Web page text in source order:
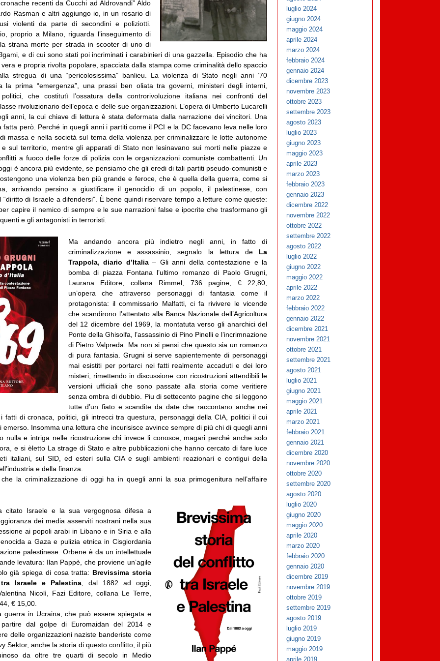
recenti da Cucchi ad Aldrovandi” Aldo
Rasman e altri aggiungo io, in un rosario di
violenti da parte di secondini e poliziotti.
proprio a Milano, riguarda l’inseguimento di
strana morte per strada in scooter di uno di
e di cui sono stati poi incriminati i carabinieri di una gazzella. Episodio che ha
e propria rivolta popolare, spacciata dalla stampa come criminalità dello spaccio
stregua di una “pericolosissima” banlieu. La violenza di Stato negli anni ’70
la prima “emergenza”, una prassi ben oliata tra governi, ministeri degli interni,
che costitutì l’ossatura della controrivoluzione italiana nei confronti del
rivoluzionario dell’epoca e delle sue organizzazioni. L’opera di Umberto Lucarelli
anni, la cui chiave di lettura è stata deformata dalla narrazione dei vincitori. Una
fatta però. Perché in quegli anni i partiti come il PCI e la DC facevano leva nelle loro
massa e nella società sul tema della violenza per criminalizzare le lotte autonome
e sul territorio, mentre gli apparati di Stato non lesinavano sui morti nelle piazze e
a fuoco delle forze di polizia con le organizzazioni comuniste combattenti. Un
è ancora più evidente, se pensiamo che gli eredi di tali partiti pseudo-comunisti e
una violenza ben più grande e feroce, che è quella della guerra, come si
arrivando persino a giustificare il genocidio di un popolo, il palestinese, con
“diritto di Israele a difendersi”. È bene quindi riservare tempo a letture come queste:
capire il nemico di sempre e le sue narrazioni false e ipocrite che trasformano gli
e gli antagonisti in terroristi.
Ma andando ancora più indietro negli anni, in fatto di
criminalizzazione e assassinio, segnalo la lettura de La
Trappola, diario d’Italia– Gli anni della contestazione e la
bomba di piazza Fontana l’ultimo romanzo di Paolo Grugni,
Laurana Editore, collana Rimmel, 736 pagine, € 22,80,
un’opera che attraverso personaggi di fantasia come il
protagonista: il commissario Malfatti, ci fa rivivere le vicende
che scandirono l’attentato alla Banca Nazionale dell’Agricoltura
del 12 dicembre del 1969, la montatuta verso gli anarchici del
Ponte della Ghisolfa, l’assassinio di Pino Pinelli e l’incrimnazione
di Pietro Valpreda. Ma non si pensi che questo sia un romanzo
di pura fantasia. Grugni si serve sapientemente di personaggi
mai esistiti per portarci nei fatti realmente accaduti e dei loro
misteri, rimettendo in discussione con ricostruzioni attendibili le
versioni ufficiali che sono passate alla storia come veritiere
senza ombra di dubbio. Piu di settecento pagine che si leggono
tutte d’un fiato e scandite da date che raccontano anche nei
fatti di cronaca, politici, gli intrecci tra questura, personaggi della CIA, politici il cui
emerso. Insomma una lettura che incurisisce avvince sempre di più chi di quegli anni
nulla e intriga nelle ricostruzione chi invece li conosce, magari perché anche solo
e si èletto La strage di Stato e altre pubblicazioni che hanno cercato di fare luce
italiani, sul SID, ed esteri sulla CIA e sugli ambienti reazionari e contigui della
e della finanza.
la criminalizzazione di oggi ha in quegli anni la sua primogenitura nell’affaire
citato Israele e la sua vergognosa difesa a
dei media asserviti nostrani nella sua
ai popoli arabi in Libano e in Siria e alla
a Gaza e pulizia etnica in Cisgiordania
palestinese. Orbene è da un intellettuale
levatura: Ilan Pappè, che proviene un’agile
già spiega di cosa tratta: Brevissima storia
Israele e Palestina , dal 1882 ad oggi,
Nicolì, Fazi Editore, collana Le Terre,
€ 15,00.
guerra in Ucraina, che può essere spiegata e
dal golpe di Euromaidan del 2014 e
delle organizzazioni naziste banderiste come
Sektor, anche la storia di questo conflitto, il più
da oltre tre quarti di secolo in Medio
luglio 2024
giugno 2024
maggio 2024
aprile 2024
marzo 2024
febbraio 2024
gennaio 2024
dicembre 2023
novembre 2023
ottobre 2023
settembre 2023
agosto 2023
luglio 2023
giugno 2023
maggio 2023
aprile 2023
marzo 2023
febbraio 2023
gennaio 2023
dicembre 2022
novembre 2022
ottobre 2022
settembre 2022
agosto 2022
luglio 2022
giugno 2022
maggio 2022
aprile 2022
marzo 2022
febbraio 2022
gennaio 2022
dicembre 2021
novembre 2021
ottobre 2021
settembre 2021
agosto 2021
luglio 2021
giugno 2021
maggio 2021
aprile 2021
marzo 2021
febbraio 2021
gennaio 2021
dicembre 2020
novembre 2020
ottobre 2020
settembre 2020
agosto 2020
luglio 2020
giugno 2020
maggio 2020
aprile 2020
marzo 2020
febbraio 2020
gennaio 2020
dicembre 2019
novembre 2019
ottobre 2019
settembre 2019
agosto 2019
luglio 2019
giugno 2019
maggio 2019
aprile 2019